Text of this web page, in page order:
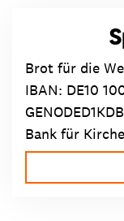
Brot für die
IBAN: DE10
GENODED1KDB
Bank für